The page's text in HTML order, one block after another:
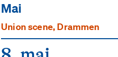
Mai
Union scene, Drammen